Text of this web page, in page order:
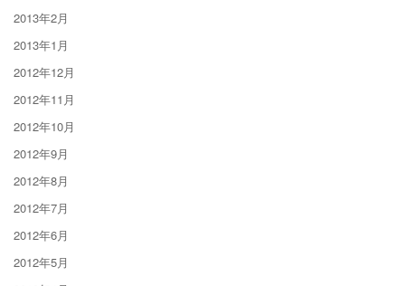
2013年2月
2013年1月
2012年12月
2012年11月
2012年10月
2012年9月
2012年8月
2012年7月
2012年6月
2012年5月